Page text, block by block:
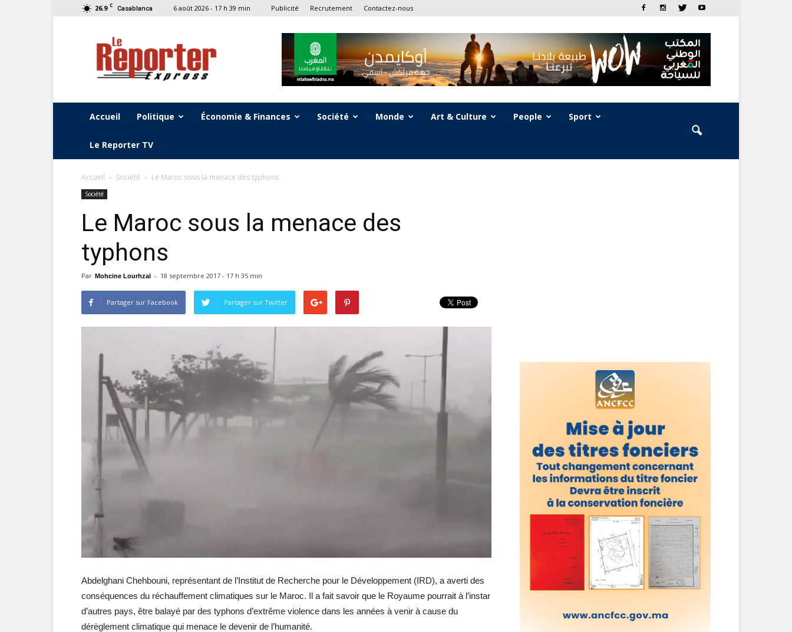
26.9 C Casablanca 6 août 2026 - 17 h 39 min Publicité Recrutement Contactez-nous
Le
Reporter
Express
Accueil Politique Économie & Finances Société Monde Art & Culture People Sport
Le Reporter TV
Accueil Société Le Maroc sous la menace des typhons
Société
Le Maroc sous la menace des
typhons
Par Mohcine Lourhzal - 18 septembre 2017 - 17 h 35 min
Partager sur Facebook Partager sur Twitter
Abdelghani Chehbouni, représentant de l’Institut de Recherche pour le Développement (IRD), a averti des
conséquences du réchauffement climatiques sur le Maroc. Il a fait savoir que le Royaume pourrait à l’instar
d’autres pays, être balayé par des typhons d’extrême violence dans les années à venir à cause du
dérèglement climatique qui menace le devenir de l’humanité.